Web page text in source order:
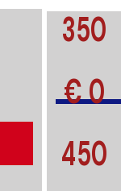
350
0 €
450